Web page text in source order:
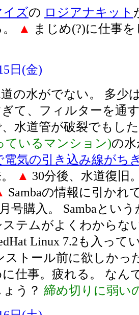
イズの ロジアナキット
▲
まじめ(?)に仕事
日(金)
の水がでない。 多少
て、フィルターを通
水道管が破裂でもし
ているマンション)の
電気の引き込み線がち
▲ 30分後、水道復旧
Sambaの情報に引かれ
号購入。 Sambaとい
テムがよくわからな
Linux 7.2も入って
ストール前に欲しかっ
仕事。疲れる。 なん
う？ 締め切りに弱い